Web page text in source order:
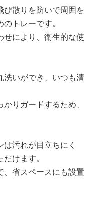
び散りを防いで周囲を
トレーです。
せにより、衛生的な使
洗いができ、いつも清
りガードするため、
汚れが目立ちにく
けます。
、省スペースにも設置